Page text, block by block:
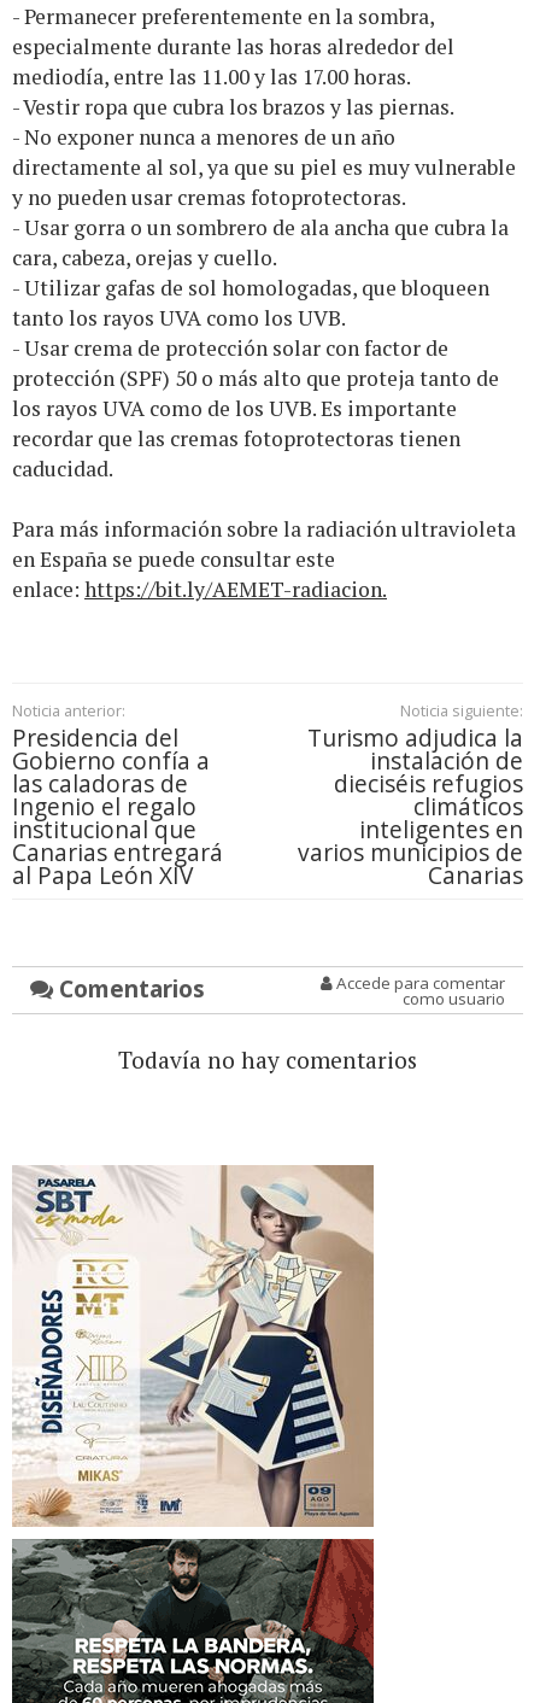
- Permanecer preferentemente en la sombra,
especialmente durante las horas alrededor del
mediodía, entre las 11.00 y las 17.00 horas.
- Vestir ropa que cubra los brazos y las piernas.
- No exponer nunca a menores de un año
directamente al sol, ya que su piel es muy vulnerable
y no pueden usar cremas fotoprotectoras.
- Usar gorra o un sombrero de ala ancha que cubra la
cara, cabeza, orejas y cuello.
- Utilizar gafas de sol homologadas, que bloqueen
tanto los rayos UVA como los UVB.
- Usar crema de protección solar con factor de
protección (SPF) 50 o más alto que proteja tanto de
los rayos UVA como de los UVB. Es importante
recordar que las cremas fotoprotectoras tienen
caducidad.
Para más información sobre la radiación ultravioleta
en España se puede consultar este
enlace: https://bit.ly/AEMET-radiacion.
Noticia anterior:
Presidencia del
Gobierno confía a
las caladoras de
Ingenio el regalo
institucional que
Canarias entregará
al Papa León XIV
Noticia siguiente:
Turismo adjudica la
instalación de
dieciséis refugios
climáticos
inteligentes en
varios municipios de
Canarias
Comentarios Accede para comentar
como usuario
Todavía no hay comentarios